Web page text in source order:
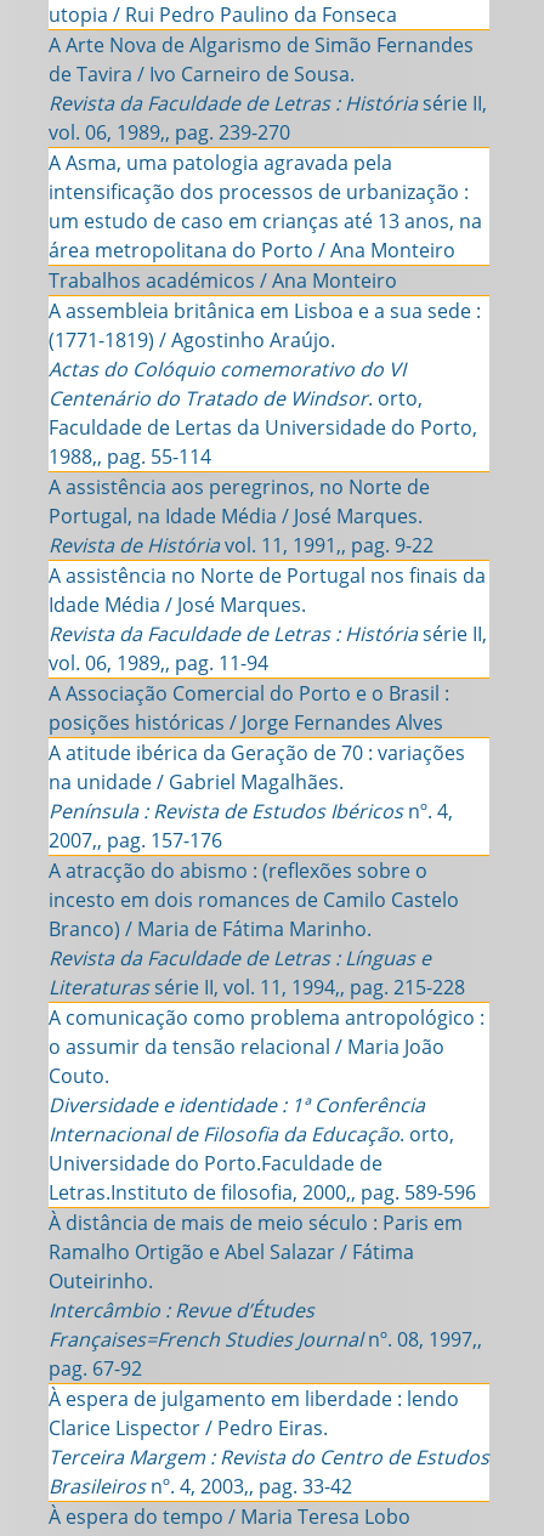
utopia / Rui Pedro Paulino da Fonseca
A Arte Nova de Algarismo de Simão Fernandes
de Tavira / Ivo Carneiro de Sousa.
Revista da Faculdade de Letras : Históriasérie II,
vol. 06, 1989,, pag. 239-270
A Asma, uma patologia agravada pela
intensificação dos processos de urbanização :
um estudo de caso em crianças até 13 anos, na
área metropolitana do Porto / Ana Monteiro
Trabalhos académicos / Ana Monteiro
A assembleia britânica em Lisboa e a sua sede :
(1771-1819) / Agostinho Araújo.
Actas do Colóquio comemorativo do VI
Centenário do Tratado de Windsor. orto,
Faculdade de Lertas da Universidade do Porto,
1988,, pag. 55-114
A assistência aos peregrinos, no Norte de
Portugal, na Idade Média / José Marques.
Revista de Históriavol. 11, 1991,, pag. 9-22
A assistência no Norte de Portugal nos finais da
Idade Média / José Marques.
Revista da Faculdade de Letras : Históriasérie II,
vol. 06, 1989,, pag. 11-94
A Associação Comercial do Porto e o Brasil :
posições históricas / Jorge Fernandes Alves
A atitude ibérica da Geração de 70 : variações
na unidade / Gabriel Magalhães.
Península : Revista de Estudos Ibéricosnº. 4,
2007,, pag. 157-176
A atracção do abismo : (reflexões sobre o
incesto em dois romances de Camilo Castelo
Branco) / Maria de Fátima Marinho.
Revista da Faculdade de Letras : Línguas e
Literaturassérie II, vol. 11, 1994,, pag. 215-228
A comunicação como problema antropológico :
o assumir da tensão relacional / Maria João
Couto.
Diversidade e identidade : 1ª Conferência
Internacional de Filosofia da Educação. orto,
Universidade do Porto.Faculdade de
Letras.Instituto de filosofia, 2000,, pag. 589-596
À distância de mais de meio século : Paris em
Ramalho Ortigão e Abel Salazar / Fátima
Outeirinho.
Intercâmbio : Revue d’Études
Françaises=French Studies Journalnº. 08, 1997,,
pag. 67-92
À espera de julgamento em liberdade : lendo
Clarice Lispector / Pedro Eiras.
Terceira Margem : Revista do Centro de Estudos
Brasileirosnº. 4, 2003,, pag. 33-42
À espera do tempo / Maria Teresa Lobo